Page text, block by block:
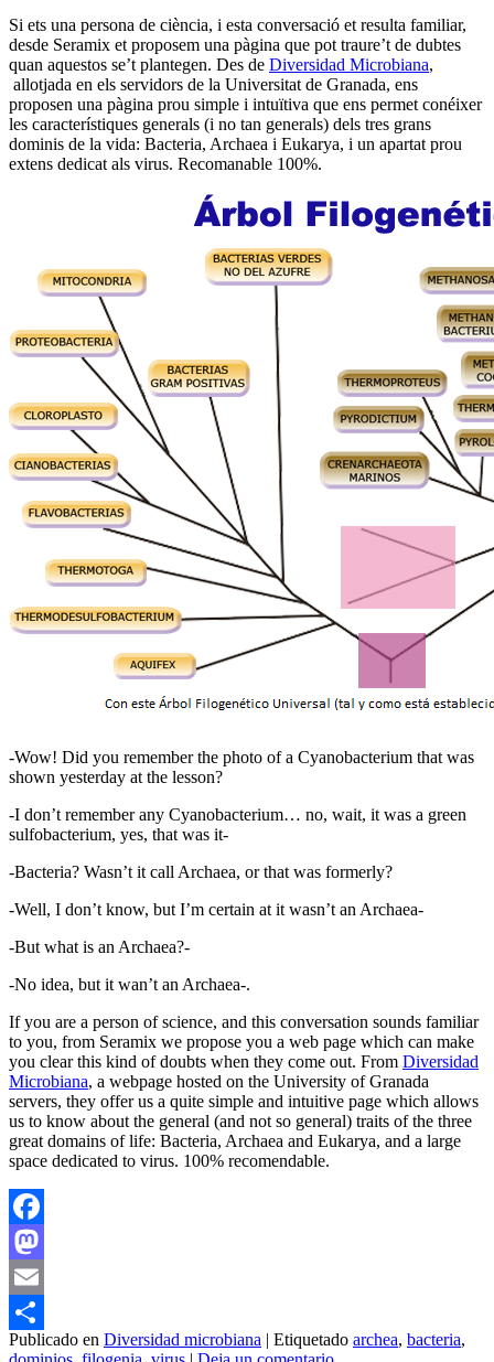
Si ets una persona de ciència, i esta conversació et resulta familiar,
desde Seramix et proposem una pàgina que pot traure’t de dubtes
quan aquestos se’t plantegen. Des de Diversidad Microbiana,
allotjada en els servidors de la Universitat de Granada, ens
proposen una pàgina prou simple i intuïtiva que ens permet conéixer
les característiques generals (i no tan generals) dels tres grans
dominis de la vida: Bacteria, Archaea i Eukarya, i un apartat prou
extens dedicat als virus. Recomanable 100%.
-Wow! Did you remember the photo of a Cyanobacterium that was
shown yesterday at the lesson?
-I don’t remember any Cyanobacterium… no, wait, it was a green
sulfobacterium, yes, that was it-
-Bacteria? Wasn’t it call Archaea, or that was formerly?
-Well, I don’t know, but I’m certain at it wasn’t an Archaea-
-But what is an Archaea?-
-No idea, but it wan’t an Archaea-.
If you are a person of science, and this conversation sounds familiar
to you, from Seramix we propose you a web page which can make
you clear this kind of doubts when they come out. From Diversidad
Microbiana, a webpage hosted on the University of Granada
servers, they offer us a quite simple and intuitive page which allows
us to know about the general (and not so general) traits of the three
great domains of life: Bacteria, Archaea and Eukarya, and a large
space dedicated to virus. 100% recomendable.
Facebook
Mastodon
Email
Compartir
Publicado en Diversidad microbiana | Etiquetado archea, bacteria,